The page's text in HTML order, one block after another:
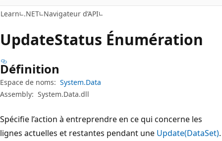
Learn .NET Navigateur d’API
UpdateStatus Énumération
Définition
Espace de noms: System.Data
Assembly: System.Data.dll
Spécifie l’action à entreprendre en ce qui concerne les
lignes actuelles et restantes pendant une Update(DataSet).